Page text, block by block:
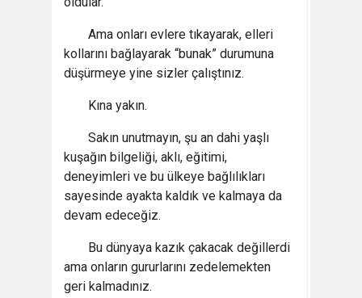
Ama onları evlere tıkayarak, elleri
kollarını bağlayarak “bunak” durumuna
düşürmeye yine sizler çalıştınız.
Kına yakın.
Sakın unutmayın, şu an dahi yaşlı
kuşağın bilgeliği, aklı, eğitimi,
deneyimleri ve bu ülkeye bağlılıkları
sayesinde ayakta kaldık ve kalmaya da
devam edeceğiz.
Bu dünyaya kazık çakacak değillerdi
ama onların gururlarını zedelemekten
geri kalmadınız.